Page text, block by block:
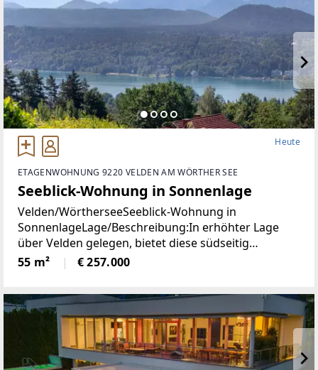
Heute
ETAGENWOHNUNG 9220 VELDEN AM WÖRTHER SEE
Seeblick-Wohnung in Sonnenlage
Velden/WörtherseeSeeblick-Wohnung in
SonnenlageLage/Beschreibung:In erhöhter Lage
über Velden gelegen, bietet diese südseitig
ausgerichtete Wohnung angenehme
Lichtverhältnisse und einen schönen Blick auf den
55 m² € 257.000